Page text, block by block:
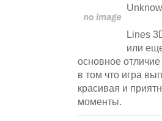
Lines
или
основное
в том что игра
красивая и
моменты.